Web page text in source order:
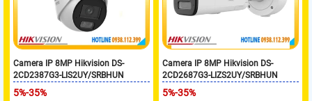
Camera IP 8MP Hikvision DS-
2CD2387G3-LIS2UY/SRBHUN
5%-35%
Camera IP 8MP Hikvision DS-
2CD2687G3-LIZS2UY/SRBHUN
5%-35%